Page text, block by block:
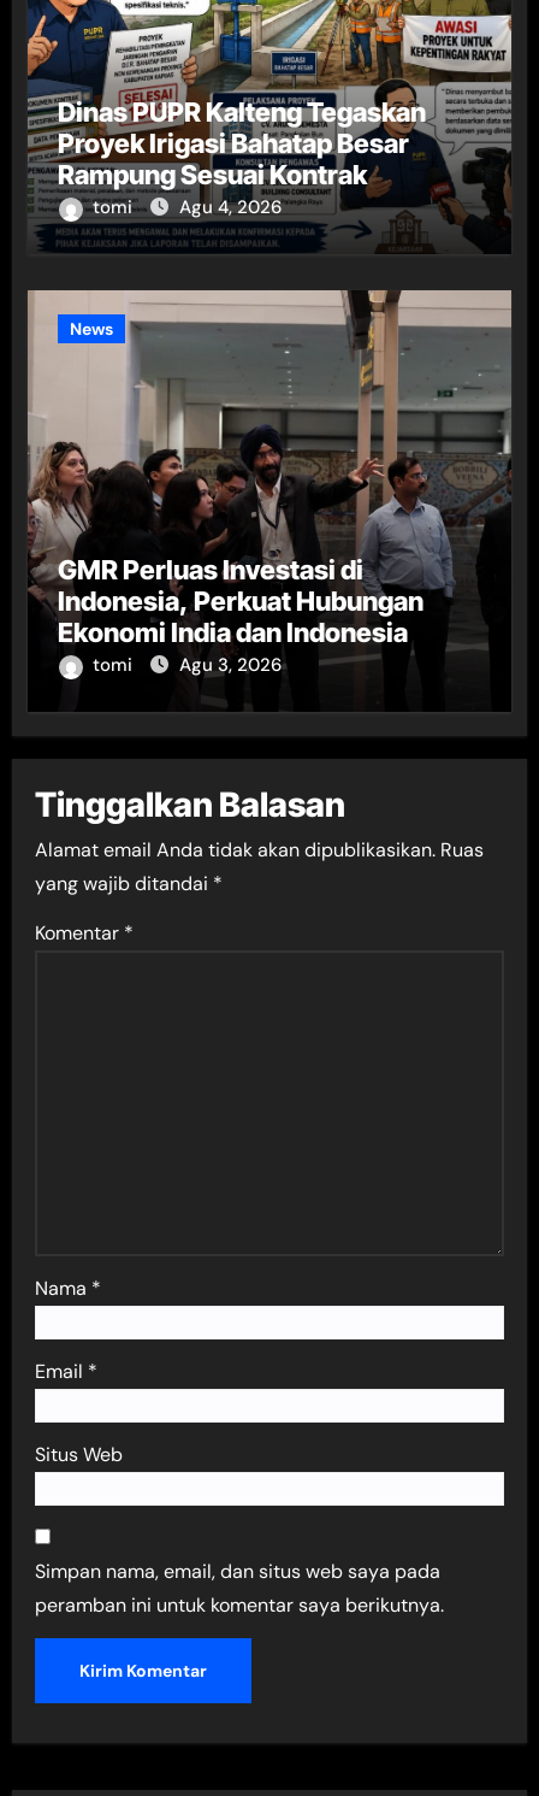
Dinas PUPR Kalteng Tegaskan
Proyek Irigasi Bahatap Besar
Rampung Sesuai Kontrak
tomi Agu 4, 2026
News
GMR Perluas Investasi di
Indonesia, Perkuat Hubungan
Ekonomi India dan Indonesia
tomi Agu 3, 2026
Tinggalkan Balasan
Alamat email Anda tidak akan dipublikasikan. Ruas
yang wajib ditandai *
Komentar *
Nama *
Email *
Situs Web
Simpan nama, email, dan situs web saya pada
peramban ini untuk komentar saya berikutnya.